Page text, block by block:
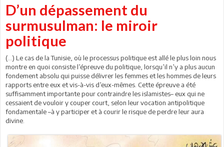
D’un dépassement du
surmusulman: le miroir
politique
(...) Le cas de la Tunisie, où le processus politique est allé le plus loin nous
montre en quoi consiste l’épreuve du politique, lorsqu’il n’y a plus aucun
fondement absolu qui puisse délivrer les femmes et les hommes de leurs
rapports entre eux et vis-à-vis d’eux-mêmes. Cette épreuve a été
suffisamment importante pour contraindre les islamistes– eux qui ne
cessaient de vouloir y couper court, selon leur vocation antipolitique
fondamentale –à y participer et à courir le risque de perdre leur aura
divine.